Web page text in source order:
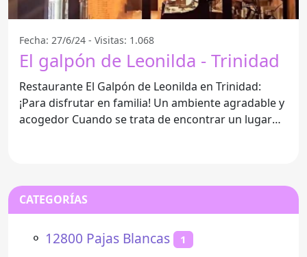
Fecha: 27/6/24 - Visitas: 1.068
El galpón de Leonilda - Trinidad
Restaurante El Galpón de Leonilda en Trinidad:
¡Para disfrutar en familia! Un ambiente agradable y
acogedor Cuando se trata de encontrar un lugar
CATEGORÍAS
⚬ 12800 Pajas Blancas 1